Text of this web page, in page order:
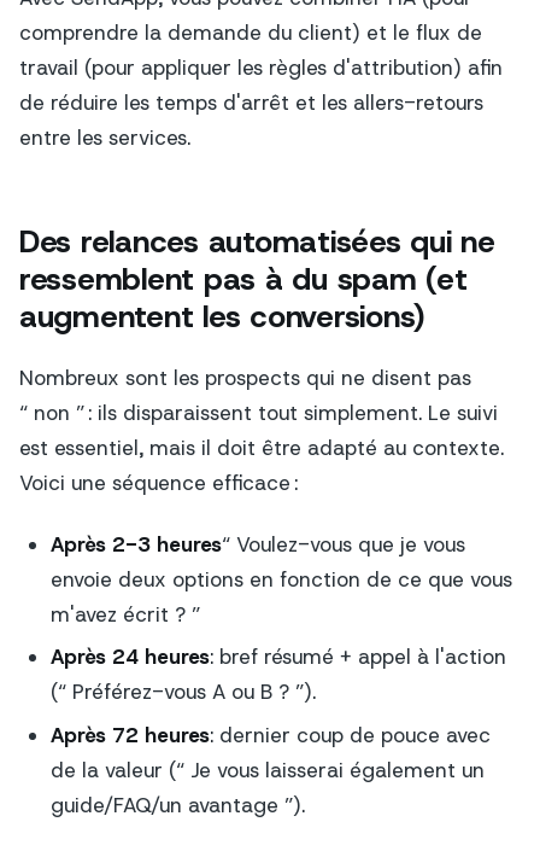
comprendre la demande du client) et le flux de
travail (pour appliquer les règles d'attribution) afin
de réduire les temps d'arrêt et les allers-retours
entre les services.
Des relances automatisées qui ne
ressemblent pas à du spam (et
augmentent les conversions)
Nombreux sont les prospects qui ne disent pas
“ non ” : ils disparaissent tout simplement. Le suivi
est essentiel, mais il doit être adapté au contexte.
Voici une séquence efficace :
Après 2-3 heures“ Voulez-vous que je vous
envoie deux options en fonction de ce que vous
m'avez écrit ? ”
Après 24 heures: bref résumé + appel à l'action
(“ Préférez-vous A ou B ? ”).
Après 72 heures: dernier coup de pouce avec
de la valeur (“ Je vous laisserai également un
guide/FAQ/un avantage ”).